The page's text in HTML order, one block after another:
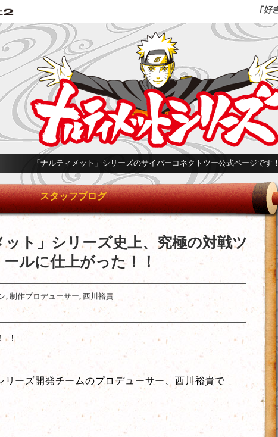
「ナルティメット」シリーズのサイバーコネクトツー公式ページです！
スタッフブログ
ット」シリーズ史上、究極の対戦ツ
ールに仕上がった！！
, 制作プロデューサー, 西川裕貴
！
リーズ開発チームのプロデューサー、西川裕貴で